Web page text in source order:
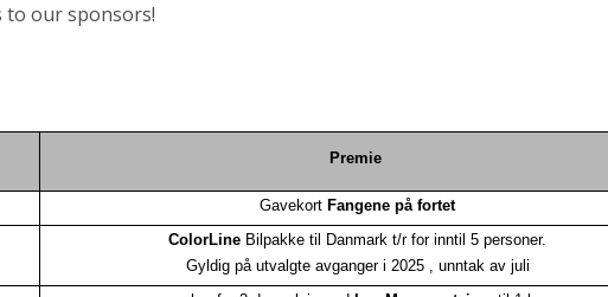
our sponsors!
Premie
Gavekort Fangene på fortet
ColorLine Bilpakke til Danmark t/r for inntil 5 personer.
Gyldig på utvalgte avganger i 2025 , unntak av juli